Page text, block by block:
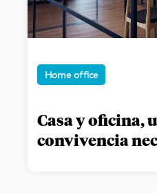
Home office
Casa y oficina,
convivencia